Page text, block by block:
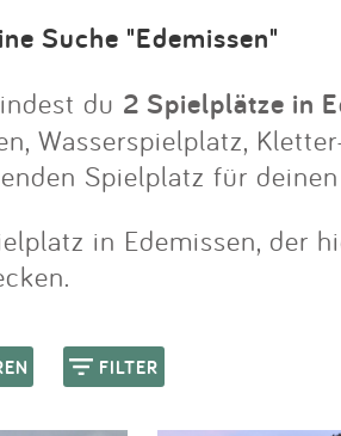
Suche "Edemissen"
du 2 Spielplätze in
Wasserspielplatz,
Spielplatz für
in Edemissen, der
FILTER